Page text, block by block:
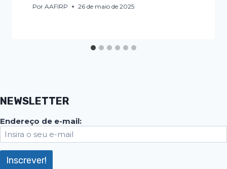
Por AAFIRP 26 de maio de 2025
NEWSLETTER
Endereço de e-mail: